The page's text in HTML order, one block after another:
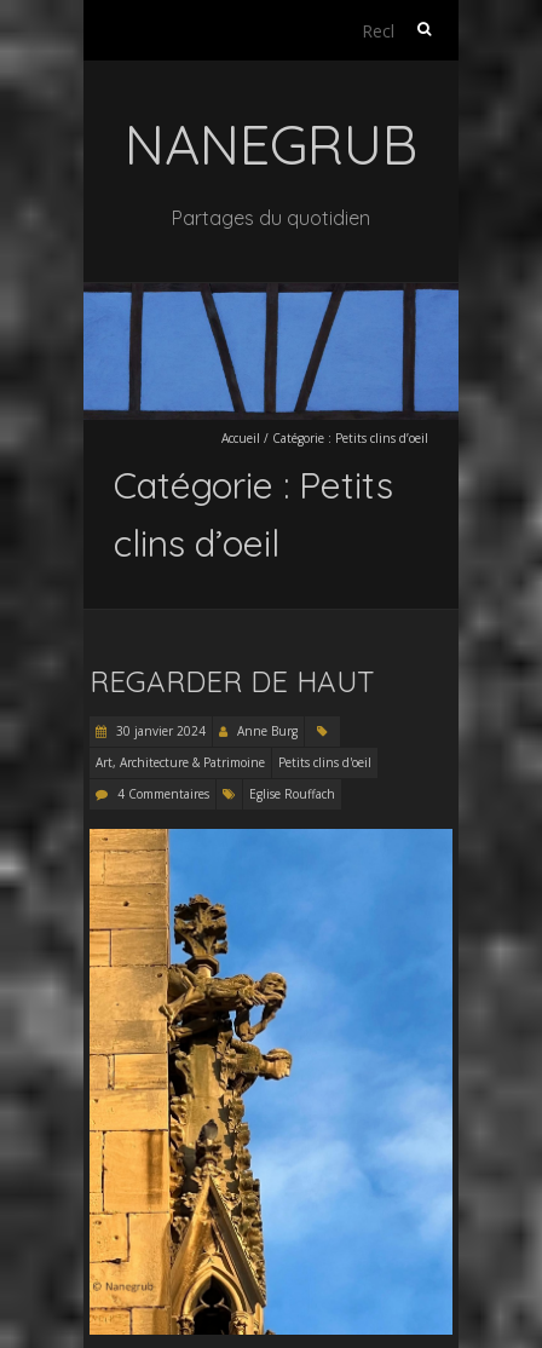
Rechercher :
NANEGRUB
Partages du quotidien
Accueil / Catégorie : Petits clins d’oeil
Catégorie : Petits
clins d’oeil
REGARDER DE HAUT
30 janvier 2024
Anne Burg
Art, Architecture & Patrimoine
Petits clins d'oeil
4 Commentaires
Eglise Rouffach